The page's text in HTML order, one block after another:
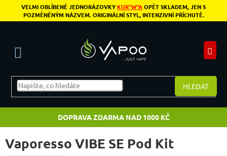
Přejít na obsah
VELMI OBLÍBENÉ JEDNORÁZOVKYKUR"W"AOPĚT SKLADEM, JEN S
POZMĚNĚNÝM NÁZVEM. ORIGINÁLNÍ STYL, INTENZIVNÍ PŘÍCHUTĚ.
HLEDAT
DOPRAVA ZDARMA NAD 1000 KČ
Vaporesso VIBE SE Pod Kit